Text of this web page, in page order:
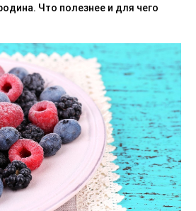
Что полезнее и для чего